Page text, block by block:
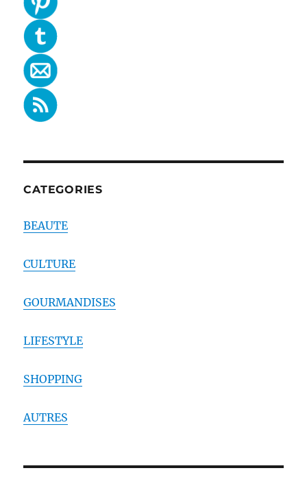
CATEGORIES
BEAUTE
CULTURE
GOURMANDISES
LIFESTYLE
SHOPPING
AUTRES